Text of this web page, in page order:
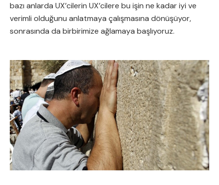
bazı anlarda UX’cilerin UX’cilere bu işin ne kadar iyi ve
verimli olduğunu anlatmaya çalışmasına dönüşüyor,
sonrasında da birbirimize ağlamaya başlıyoruz.